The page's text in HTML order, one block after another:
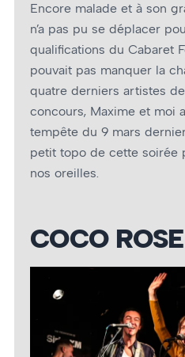
Encore malade et à son
n’a pas pu se déplacer
qualifications du Cabaret
pouvait pas manquer la
quatre derniers artistes
concours, Maxime et moi
tempête du 9 mars
petit topo de cette soirée
nos oreilles.
COCO ROSE